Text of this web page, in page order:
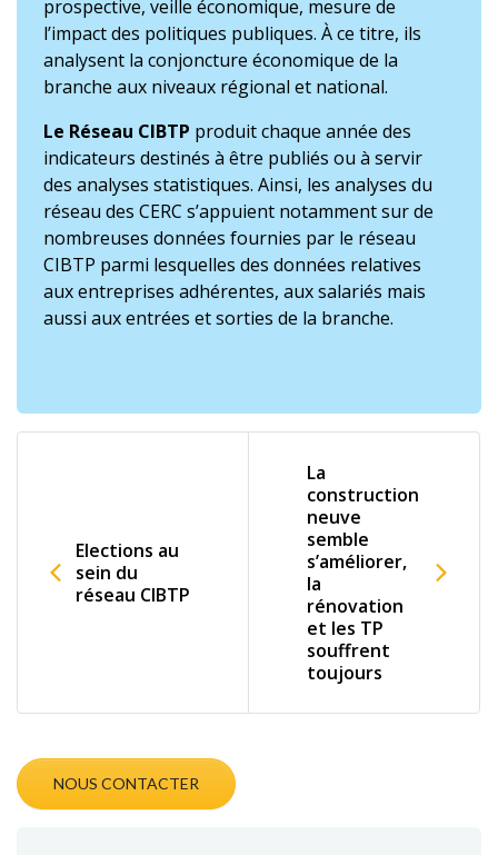
prospective, veille économique, mesure de
l’impact des politiques publiques. À ce titre, ils
analysent la conjoncture économique de la
branche aux niveaux régional et national.
Le Réseau CIBTP produit chaque année des
indicateurs destinés à être publiés ou à servir
des analyses statistiques. Ainsi, les analyses du
réseau des CERC s’appuient notamment sur de
nombreuses données fournies par le réseau
CIBTP parmi lesquelles des données relatives
aux entreprises adhérentes, aux salariés mais
aussi aux entrées et sorties de la branche.
Elections au
sein du
réseau CIBTP
La
construction
neuve
semble
s’améliorer,
la
rénovation
et les TP
souffrent
toujours
NOUS CONTACTER